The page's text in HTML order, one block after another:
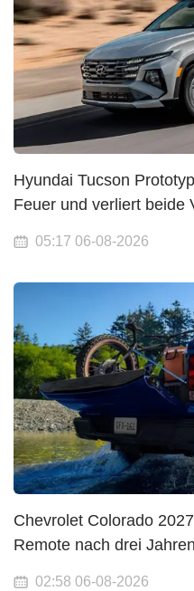
Hyundai Tucson
Feuer und verliert beide
05:17 06-08-2026
Chevrolet Colorado
Remote nach drei
02:58 06-08-2026